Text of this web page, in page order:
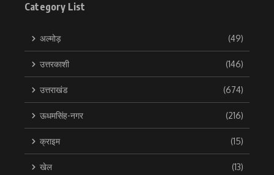
Category List
अल्मोड़ (49)
उत्तरकाशी (146)
उत्तराखंड (674)
ऊधमसिंह-नगर (216)
क्राइम (15)
खेल (13)